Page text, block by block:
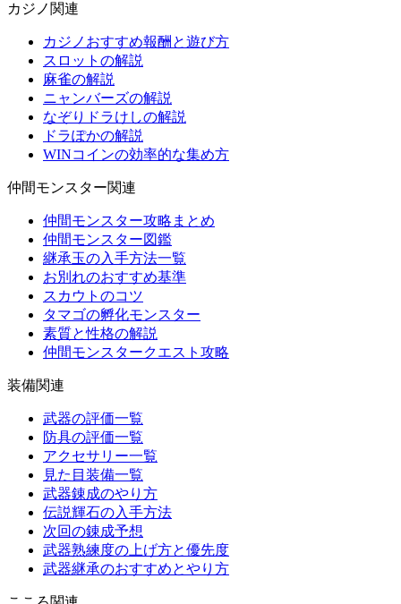
カジノ関連
カジノおすすめ報酬と遊び方
スロットの解説
麻雀の解説
ニャンバーズの解説
なぞりドラけしの解説
ドラぽかの解説
WINコインの効率的な集め方
仲間モンスター関連
仲間モンスター攻略まとめ
仲間モンスター図鑑
継承玉の入手方法一覧
お別れのおすすめ基準
スカウトのコツ
タマゴの孵化モンスター
素質と性格の解説
仲間モンスタークエスト攻略
装備関連
武器の評価一覧
防具の評価一覧
アクセサリー一覧
見た目装備一覧
武器錬成のやり方
伝説輝石の入手方法
次回の錬成予想
武器熟練度の上げ方と優先度
武器継承のおすすめとやり方